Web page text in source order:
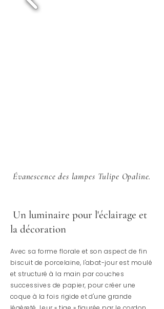
Évanescence des lampes Tulipe Opaline.
Un luminaire pour l'éclairage et
la décoration
Avec sa forme florale et son aspect de fin
biscuit de porcelaine, l'abat-jour est moulé
et structuré à la main par couches
successives de papier, pour créer une
coque à la fois rigideet d'une grande